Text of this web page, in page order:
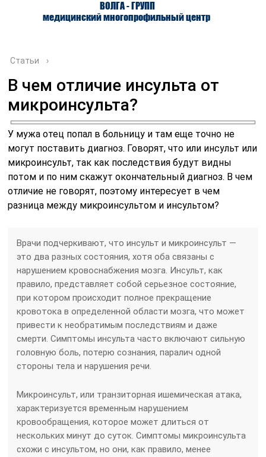
ВОЛГА - ГРУПП
медицинский многопрофильный центр
О ЦЕНТРЕ ВРАЧИ
Статьи ›
В чем отличие инсульта от
микроинсульта?
У мужа отец попал в больницу и там еще точно не
могут поставить диагноз. Говорят, что или инсульт или
микроинсульт, так как последствия будут видны
потом и по ним скажут окончательный диагноз. В чем
отличие не говорят, поэтому интересует в чем
разница между микроинсультом и инсультом?
Врачи подчеркивают, что инсульт и микроинсульт —
это два разных состояния, хотя оба связаны с
нарушением кровоснабжения мозга. Инсульт, как
правило, представляет собой серьезное состояние,
при котором происходит полное прекращение
кровотока в определенной области мозга, что может
привести к необратимым последствиям и даже
смерти. Симптомы инсульта часто включают сильную
головную боль, потерю сознания, паралич одной
стороны тела и нарушения речи.
Микроинсульт, или транзиторная ишемическая атака,
характеризуется временным нарушением
кровообращения, которое может длиться от
нескольких минут до суток. Симптомы микроинсульта
схожи с инсультом, но они, как правило, менее